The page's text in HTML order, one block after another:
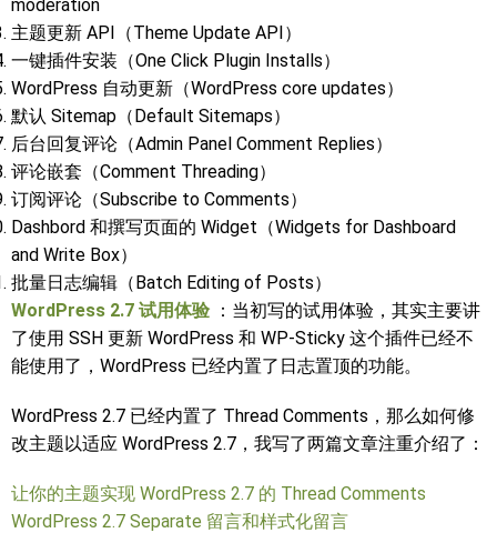
moderation
主题更新 API（Theme Update API）
一键插件安装（One Click Plugin Installs）
WordPress 自动更新（WordPress core updates）
默认 Sitemap（Default Sitemaps）
后台回复评论（Admin Panel Comment Replies）
评论嵌套（Comment Threading）
订阅评论（Subscribe to Comments）
Dashbord 和撰写页面的 Widget（Widgets for Dashboard
and Write Box）
批量日志编辑（Batch Editing of Posts）
WordPress 2.7 试用体验 ：当初写的试用体验，其实主要讲
了使用 SSH 更新 WordPress 和 WP-Sticky 这个插件已经不
能使用了，WordPress 已经内置了日志置顶的功能。
WordPress 2.7 已经内置了 Thread Comments，那么如何修
改主题以适应 WordPress 2.7，我写了两篇文章注重介绍了：
让你的主题实现 WordPress 2.7 的 Thread Comments
WordPress 2.7 Separate 留言和样式化留言